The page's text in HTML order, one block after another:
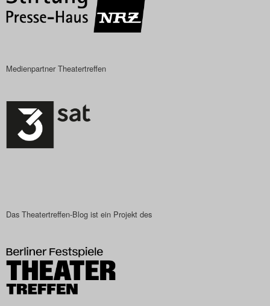
2019
Das Theatertreffen-Blog
Das Theatertreffen-Blog
2023
Das Theatertreffen-Blog
2024
Medienpartner Theatertreffen
Das Theatertreffen-Blog ist ein Projekt des